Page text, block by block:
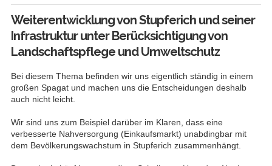
Weiterentwicklung von Stupferich und seiner
Infrastruktur unter Berücksichtigung von
Landschaftspflege und Umweltschutz
Bei diesem Thema befinden wir uns eigentlich ständig in einem
großen Spagat und machen uns die Entscheidungen deshalb
auch nicht leicht.
Wir sind uns zum Beispiel darüber im Klaren, dass eine
verbesserte Nahversorgung (Einkaufsmarkt) unabdingbar mit
dem Bevölkerungswachstum in Stupferich zusammenhängt.